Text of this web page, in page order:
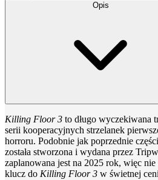
Opis
Killing Floor 3 to długo wyczekiwana
serii kooperacyjnych strzelanek
horroru. Podobnie jak poprzednie
została stworzona i wydana przez
zaplanowana jest na 2025 rok, więc
klucz do Killing Floor 3 w świetnej